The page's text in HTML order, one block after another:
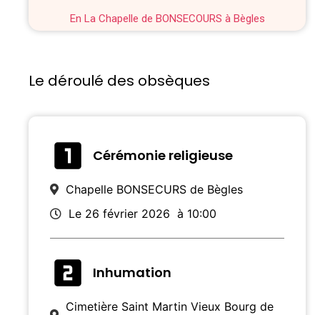
En La Chapelle de BONSECOURS à Bègles
Le déroulé des obsèques
Cérémonie religieuse
Chapelle BONSECURS de Bègles
Le 26 février 2026 à 10:00
Inhumation
Cimetière Saint Martin Vieux Bourg de